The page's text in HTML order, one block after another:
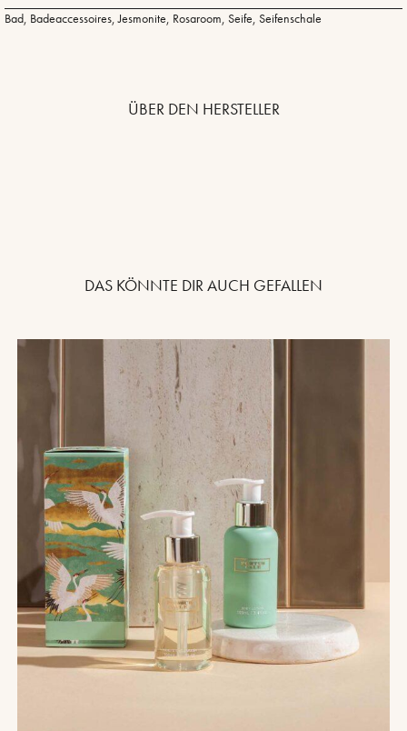
Bad, Badeaccessoires,Jesmonite, Rosaroom, Seife, Seifenschale
ÜBER DEN HERSTELLER
DAS KÖNNTE DIR AUCH GEFALLEN